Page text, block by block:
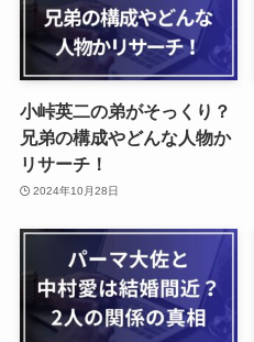
小峠英二の弟がそっくり？
兄弟の構成やどんな人物か
リサーチ！
2024年10月28日